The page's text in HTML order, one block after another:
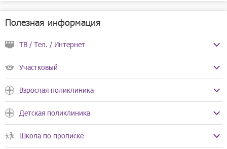
Полезная информация
ТВ / Тел. / Интернет
Ростелеком для дома
Телефоны:
8-800-100-08-00
Режим работы:
Адрес:
Большая Покровская улица, 56
Участковый
Взрослая поликлиника
Детская поликлиника
Школа по прописке